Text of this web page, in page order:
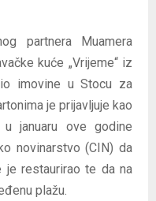
partnera Muamera
kuće „Vrijeme“ iz
imovine u Stocu za
je prijavljuje kao
januaru ove godine
novinarstvo (CIN) da
restaurirao te da na
plažu.